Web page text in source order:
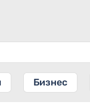
Бизнес